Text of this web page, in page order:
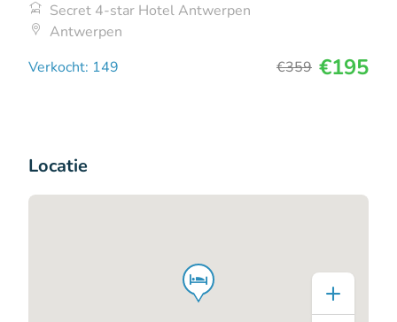
Secret 4-star Hotel Antwerpen
Antwerpen
Verkocht: 149
€359 €195
Locatie